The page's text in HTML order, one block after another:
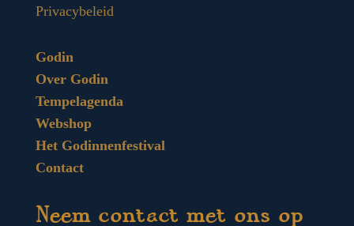
Privacybeleid
Godin
Over Godin
Tempelagenda
Webshop
Het Godinnenfestival
Contact
Neem contact met ons op